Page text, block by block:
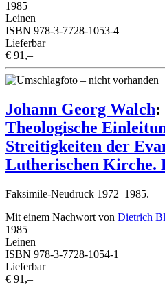
1985
Leinen
ISBN 978-3-7728-1053-4
Lieferbar
€ 91,–
Johann Georg Walch:
Theologische
Streitigkeiten der
Lutherischen Kirche.
Faksimile-Neudruck 1972–1985.
Mit einem Nachwort von Dietrich
1985
Leinen
ISBN 978-3-7728-1054-1
Lieferbar
€ 91,–